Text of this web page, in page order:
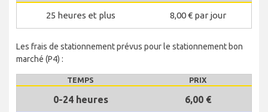
25 heures et plus 8,00 € par jour
Les frais de stationnement prévus pour le stationnement bon
marché (P4) :
TEMPS PRIX
0-24 heures 6,00 €